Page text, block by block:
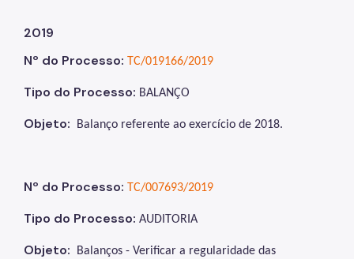
2019
Nº do Processo: TC/019166/2019
Tipo do Processo: BALANÇO
Objeto: Balanço referente ao exercício de 2018.
Nº do Processo: TC/007693/2019
Tipo do Processo: AUDITORIA
Objeto:
Balanços - Verificar a regularidade das